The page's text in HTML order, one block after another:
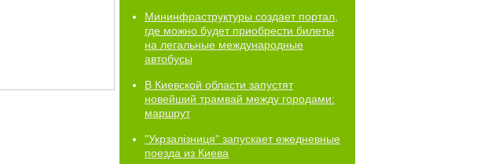
Мининфраструктуры создает портал,
где можно будет приобрести билеты
на легальные международные
автобусы
В Киевской области запустят
новейший трамвай между городами:
маршрут
"Укрзалізниця" запускает ежедневные
поезда из Киева